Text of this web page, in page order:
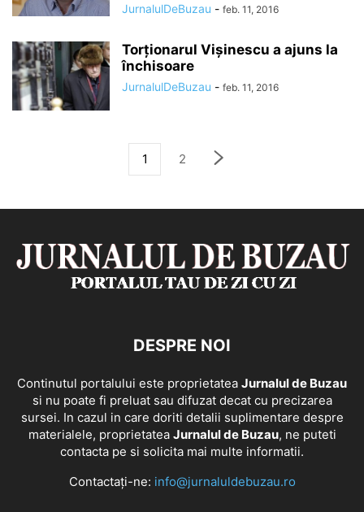
JurnalulDeBuzau - feb. 11, 2016
Torționarul Vișinescu a ajuns la
închisoare
JurnalulDeBuzau - feb. 11, 2016
1 2
DESPRE NOI
Continutul portalului este proprietatea Jurnalul de Buzau
si nu poate fi preluat sau difuzat decat cu precizarea
sursei. In cazul in care doriti detalii suplimentare despre
materialele, proprietatea Jurnalul de Buzau, ne puteti
contacta pe si solicita mai multe informatii.
Contactați-ne: info@jurnaluldebuzau.ro